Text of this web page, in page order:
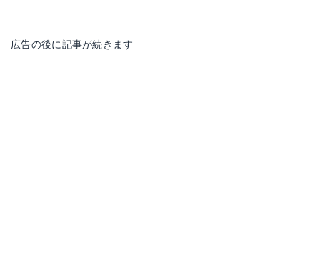
広告の後に記事が続きます